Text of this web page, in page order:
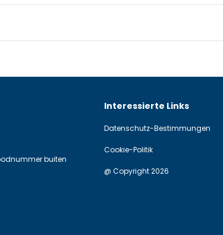
buiten
Interessierte Links
Datenschutz-Bestimmungen
Cookie-Politik
@ Copyright 2026